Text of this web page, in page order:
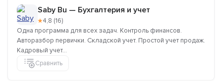
Saby Bu — Бухгалтерия и учет
★4,8 (16)
Одна программа для всех задач. Контроль финансов.
Авторазбор первички. Складской учет. Простой учет продаж.
Кадровый учет...
Сравнить